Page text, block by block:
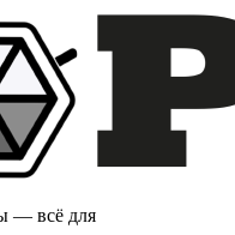
— всё для